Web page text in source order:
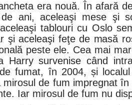
era nouă. În afară
ani, aceleaşi mese şi
tablouri cu Oslo
şi aceleaşi feţe de masă
peste ele. Cea mai
Harry survenise când
fumat, în 2004, și
mirosul de fum impregnat
Iar mirosul de fum nu